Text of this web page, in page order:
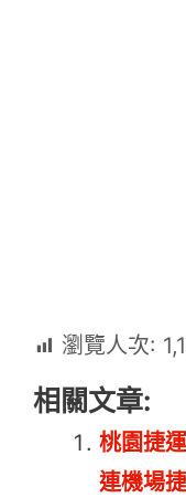
瀏覽人次:
相關文章:
桃園捷
連機場